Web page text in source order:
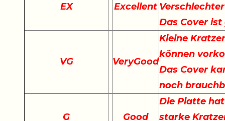
EX Excellent
Das Cover
VG VeryGood
Kleine
können
Das Cover
noch
G Good
Die Platte
starke